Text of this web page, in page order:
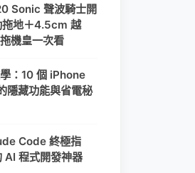
Sonic 聲波騎士開
拖地＋4.5cm 越
機皇一次看
：10 個 iPhone
隱藏功能與省電秘
Code 終極指
AI 程式開發神器